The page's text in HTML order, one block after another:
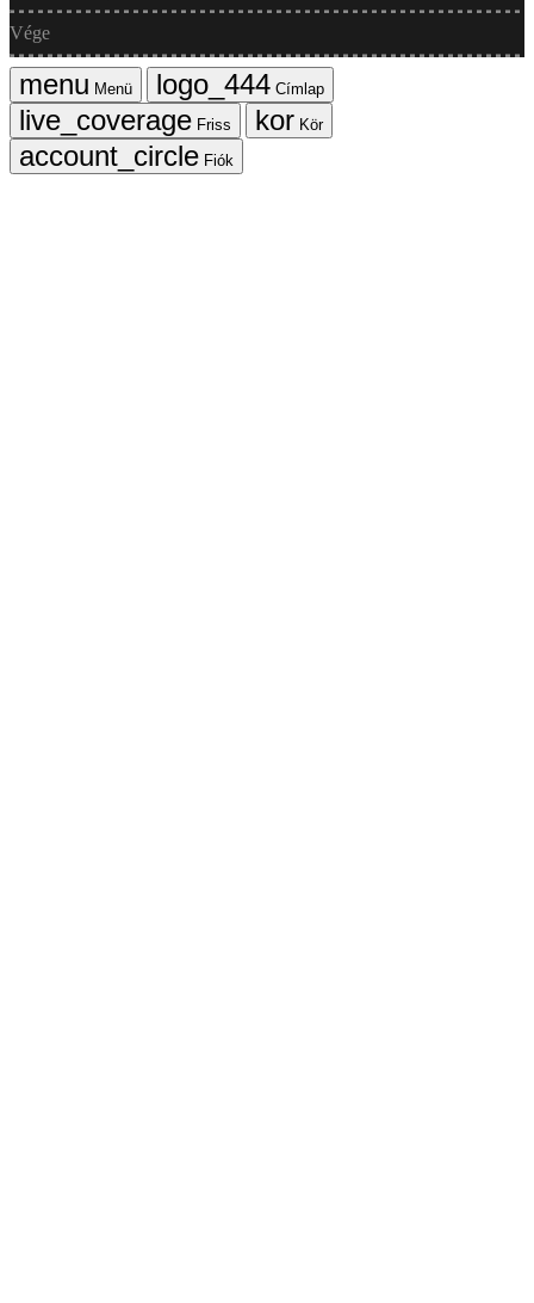
Vége
Menü
Címlap
Friss
Kör
Fiók